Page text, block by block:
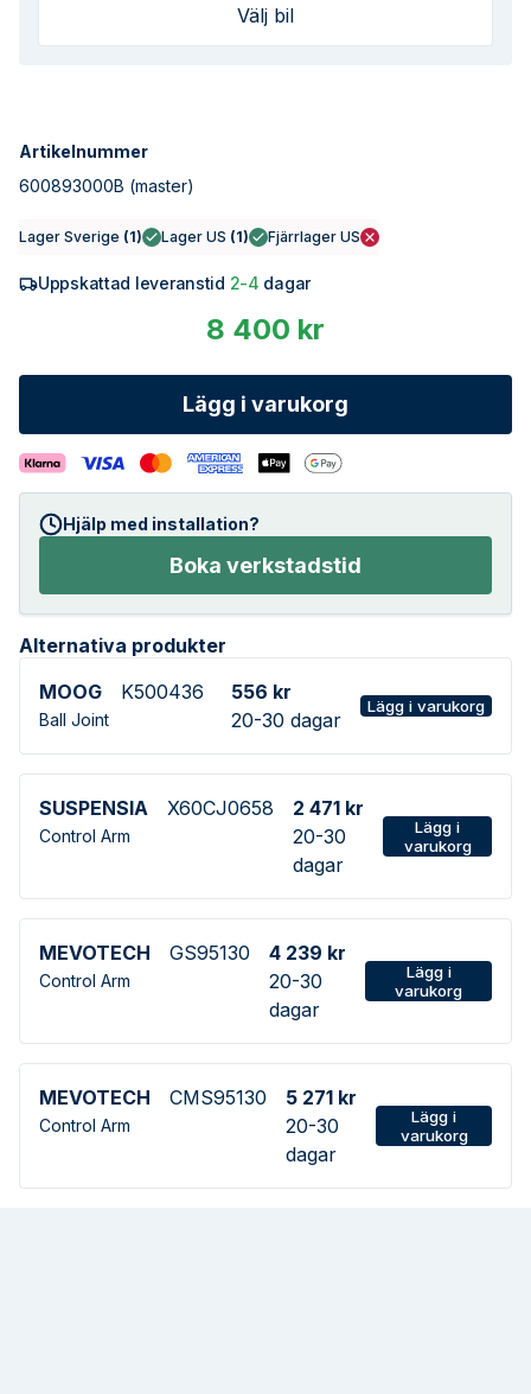
Välj bil
Artikelnummer
600893000B (master)
Lager Sverige (1) Lager US (1) Fjärrlager US
Uppskattad leveranstid 2-4 dagar
8 400 kr
Lägg i varukorg
Hjälp med installation?
Boka verkstadstid
Alternativa produkter
MOOG
K500436
Ball Joint
556 kr
20-30 dagar
Lägg i varukorg
SUSPENSIA X60CJ0658
Control Arm
2 471 kr
20-30
dagar
Lägg i
varukorg
MEVOTECH GS95130
Control Arm
4 239 kr
20-30
dagar
Lägg i
varukorg
MEVOTECH CMS95130
Control Arm
5 271 kr
20-30
dagar
Lägg i
varukorg